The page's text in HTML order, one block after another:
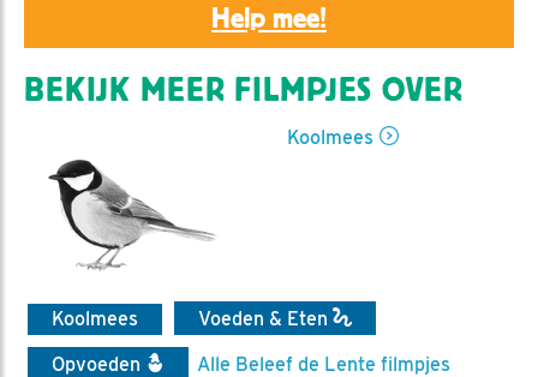
Help mee!
BEKIJK MEER FILMPJES OVER
Koolmees
Koolmees
Voeden & Eten
Opvoeden
Alle Beleef de Lente filmpjes